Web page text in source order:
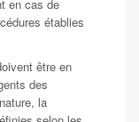
en cas de
établies
être en
des
la